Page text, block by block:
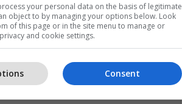
your personal data on the basis of legitimate
object to by managing your options below. Look
of this page or in the site menu to manage or
and cookie settings.
Consent